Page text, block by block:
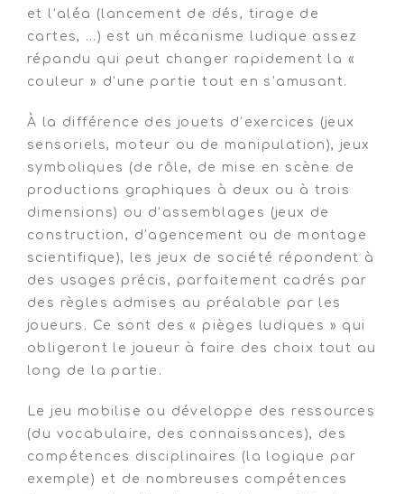
et l’aléa (lancement de dés, tirage de
cartes, …) est un mécanisme ludique assez
répandu qui peut changer rapidement la «
couleur » d’une partie tout en s’amusant.
À la différence des jouets d’exercices (jeux
sensoriels, moteur ou de manipulation), jeux
symboliques (de rôle, de mise en scène de
productions graphiques à deux ou à trois
dimensions) ou d’assemblages (jeux de
construction, d’agencement ou de montage
scientifique), les jeux de société répondent à
des usages précis, parfaitement cadrés par
des règles admises au préalable par les
joueurs. Ce sont des « pièges ludiques » qui
obligeront le joueur à faire des choix tout au
long de la partie.
Le jeu mobilise ou développe des ressources
(du vocabulaire, des connaissances), des
compétences disciplinaires (la logique par
exemple) et de nombreuses compétences